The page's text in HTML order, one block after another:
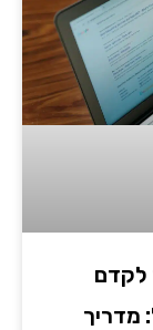
לקדם
מדריך